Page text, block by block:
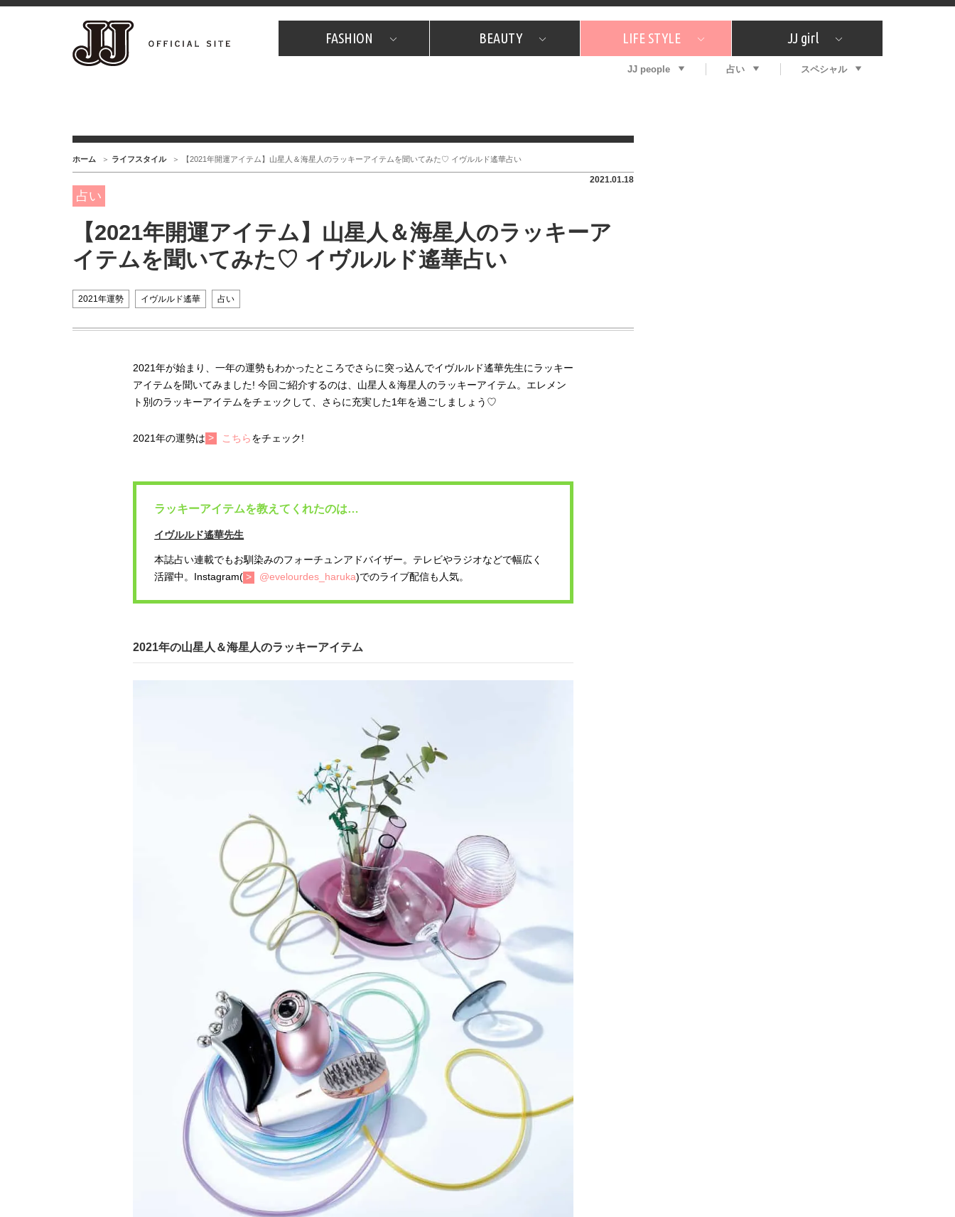
FASHION
JJスタッフの"それどこの"？ プチプラ プレゼント
BEAUTY
コスメ全部試してみた What's NEW？ 特集
LIFE STYLE
JJグルメガイド エンタメ プレゼント
恋愛
JJ girl
特集 おしゃラン！
JJ people 占い スペシャル
ホーム ライフスタイル 【2021年開運アイテム】山星人＆海星人のラッキーアイテムを聞いてみた♡ イヴルルド遙華占い
2021.01.18
占い
【2021年開運アイテム】山星人＆海星人のラッキーア
イテムを聞いてみた♡ イヴルルド遙華占い
2021年運勢 イヴルルド遙華 占い
2021年が始まり、一年の運勢もわかったところでさらに突っ込んでイヴルルド遙華先生にラッキー
アイテムを聞いてみました! 今回ご紹介するのは、山星人＆海星人のラッキーアイテム。エレメン
ト別のラッキーアイテムをチェックして、さらに充実した1年を過ごしましょう♡
2021年の運勢は こちらをチェック!
ラッキーアイテムを教えてくれたのは…
イヴルルド遙華先生
本誌占い連載でもお馴染みのフォーチュンアドバイザー。テレビやラジオなどで幅広く
活躍中。Instagram(
@evelourdes_haruka)でのライブ配信も人気。
2021年の山星人＆海星人のラッキーアイテム